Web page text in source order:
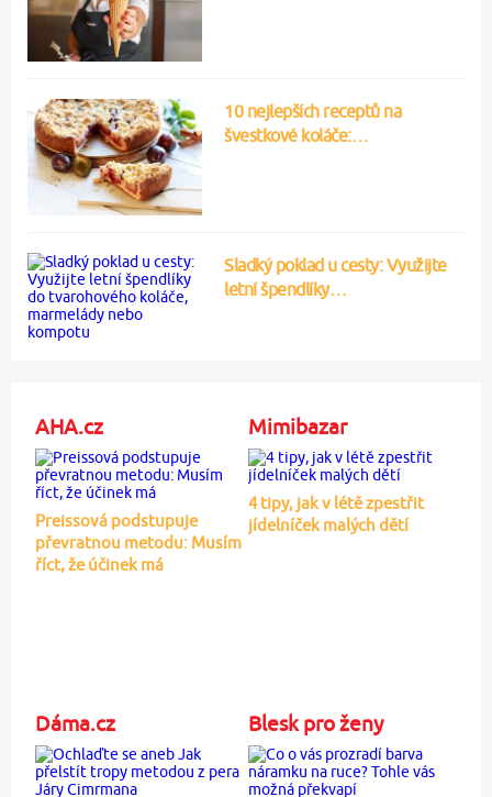
10 nejlepších receptů na
švestkové koláče:…
Sladký poklad u cesty: Využijte
letní špendlíky…
AHA.cz
Preissová podstupuje
převratnou metodu: Musím
říct, že účinek má
Mimibazar
4 tipy, jak v létě zpestřit
jídelníček malých dětí
Dáma.cz Blesk pro ženy